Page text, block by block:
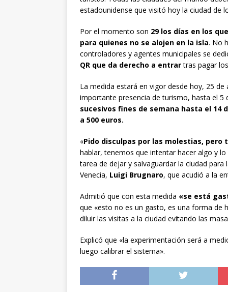
estadounidense que visitó hoy la ciudad de
Por el momento son 29 los días en los
para quienes no se alojen en la isla. No
controladores y agentes municipales se
QR que da derecho a entrartras pagar
La medida estará en vigor desde hoy, 25
importante presencia de turismo, hasta el
sucesivos fines de semana hasta el 14
a 500 euros.
«Pido disculpas por las molestias, pero
hablar, tenemos que intentar hacer algo y
tarea de dejar y salvaguardar la ciudad
Venecia, Luigi Brugnaro, que acudió a la
Admitió que con esta medida «se está
que «esto no es un gasto, es una forma de
diluir las visitas a la ciudad evitando las
Explicó que «la experimentación será a
luego calibrar el sistema».